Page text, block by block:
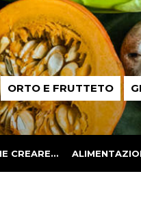
ORTO E FRUTTETO
CREARE…